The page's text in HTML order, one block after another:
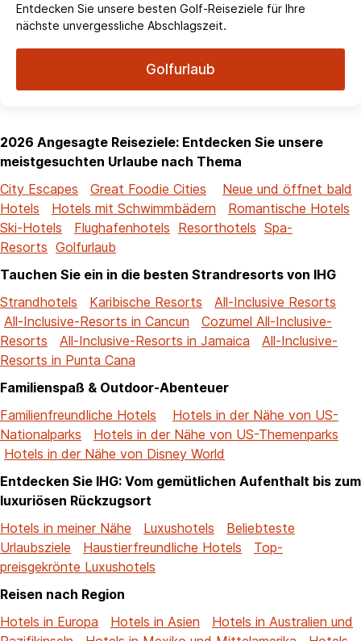
Entdecken Sie unsere besten Golf-Reiseziele für Ihre
nächste unvergessliche Abschlagszeit.
Golfurlaub
2026 Angesagte Reiseziele: Entdecken Sie unsere
meistgesuchten Urlaube nach Thema
City Escapes
Great Foodie Cities
Neue und öffnet bald
Hotels
Hotels mit Schwimmbädern
Romantische Hotels
Ski-Hotels
Flughafenhotels Resorthotels Spa-
Resorts Golfurlaub
Tauchen Sie ein in die besten Strandresorts von IHG
Strandhotels
Karibische Resorts
All-Inclusive Resorts
All-Inclusive-Resorts in Cancun
Cozumel All-Inclusive-
Resorts
All-Inclusive-Resorts in Jamaica
All-Inclusive-
Resorts in Punta Cana
Familienspaß & Outdoor-Abenteuer
Familienfreundliche Hotels
Hotels in der Nähe von US-
Nationalparks
Hotels in der Nähe von US-Themenparks
Hotels in der Nähe von Disney World
Entdecken Sie IHG: Vom gemütlichen Aufenthalt bis zum
luxuriösen Rückzugsort
Hotels in meiner Nähe
Luxushotels
Beliebteste
Urlaubsziele
Haustierfreundliche Hotels
Top-
preisgekrönte Luxushotels
Reisen nach Region
Hotels in Europa
Hotels in Asien
Hotels in Australien und